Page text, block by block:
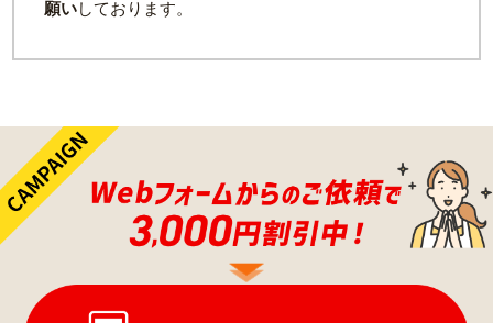
願いしております。